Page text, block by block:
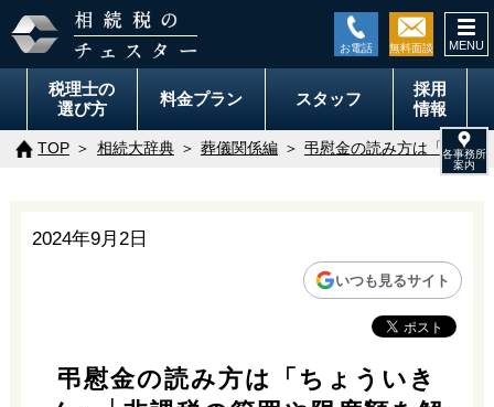
税理士の
選び方
料金プラン スタッフ
採用
情報
TOP 相続大辞典 葬儀関係編 弔慰金の読み方は「ちょ
2024年9月2日
いつも見るサイト
弔慰金の読み方は「ちょういき